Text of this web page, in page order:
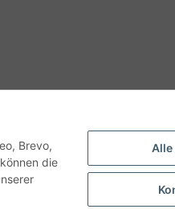
Alle
Brevo,
die
abweichen.